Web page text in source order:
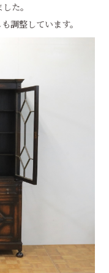
た。
調整しています。